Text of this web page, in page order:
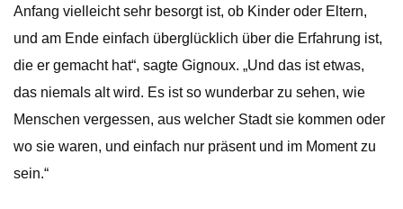
Anfang vielleicht sehr besorgt ist, ob Kinder oder Eltern,
und am Ende einfach überglücklich über die Erfahrung ist,
die er gemacht hat“, sagte Gignoux. „Und das ist etwas,
das niemals alt wird. Es ist so wunderbar zu sehen, wie
Menschen vergessen, aus welcher Stadt sie kommen oder
wo sie waren, und einfach nur präsent und im Moment zu
sein.“